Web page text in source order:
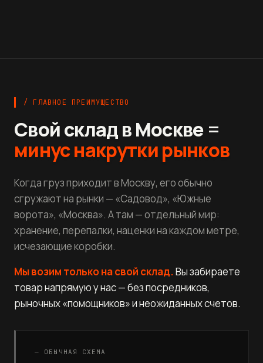
/ ГЛАВНОЕ ПРЕИМУЩЕСТВО
Свой склад в Москве =
минус накрутки рынков
Когда груз приходит в Москву, его обычно
сгружают на рынки — «Садовод», «Южные
ворота», «Москва». А там — отдельный мир:
хранение, перепалки, наценки на каждом метре,
исчезающие коробки.
Мы возим только на свой склад.Вы забираете
товар напрямую у нас — без посредников,
рыночных «помощников» и неожиданных счетов.
— ОБЫЧНАЯ СХЕМА